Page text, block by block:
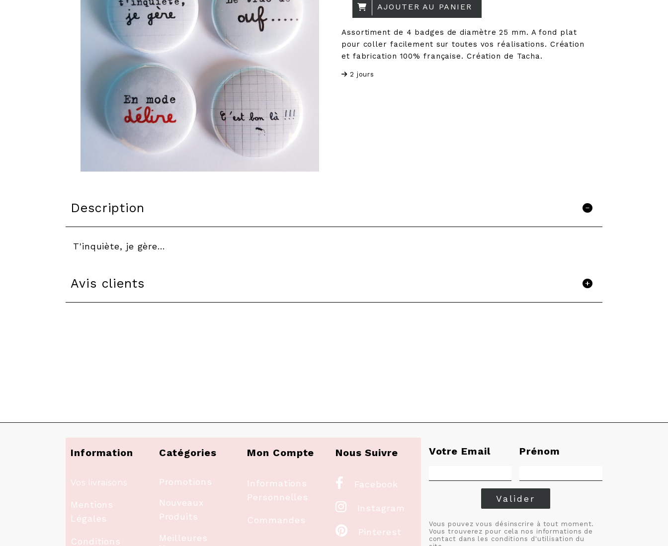
AJOUTER AU PANIER
Assortiment de 4 badges de diamètre 25 mm. A fond plat
pour coller facilement sur toutes vos réalisations. Création
et fabrication 100% française. Création de Tacha.
2 jours
Description
T'inquiète, je gère…
Avis clients
Information
Vos livraisons
Mentions
Légales
Conditions
Catégories
Promotions
Nouveaux
Produits
Meilleures
Mon Compte
Informations
Personnelles
Commandes
Nous Suivre
 Facebook
 Instagram
 Pinterest
Votre Email Prénom
Valider
Vous pouvez vous désinscrire à tout moment.
Vous trouverez pour cela nos informations de
contact dans les conditions d'utilisation du